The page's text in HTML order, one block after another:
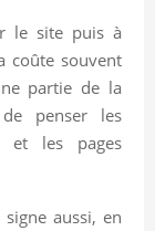
le site puis à
coûte souvent
partie de la
penser les
et les pages
signe aussi, en